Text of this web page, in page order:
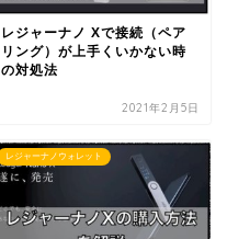
レジャーナノ Xで接続（ペア
リング）が上手くいかない時
の対処法
2021年2月5日
レジャーナノウォレット